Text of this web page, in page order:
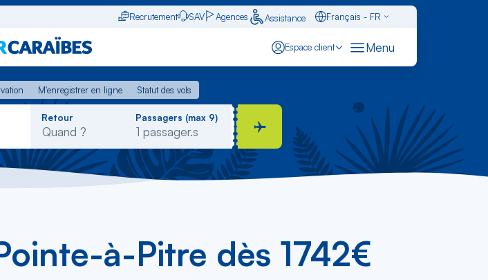
Recrutement SAV Agences Assistance
Français - FR
Espace client Menu
M'enregistrer en ligne
Statut des vols
M'enregistrer en ligne Statut des vols
Retour Passagers (max 9)
à-Pitre dès 1742€